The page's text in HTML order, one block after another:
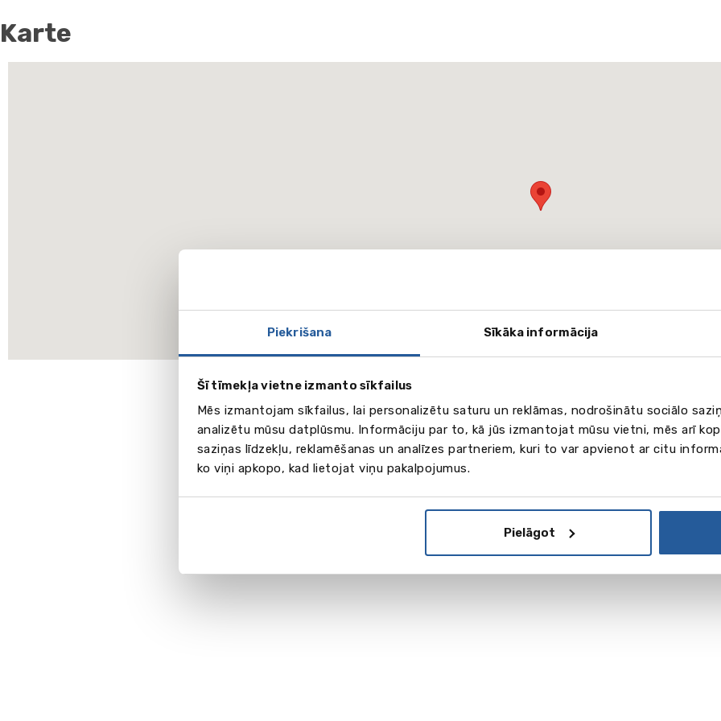
Piekrišana Sīkāka informācija
Šī tīmekļa vietne izmanto sīkfailus
Mēs izmantojam sīkfailus, lai personalizētu saturu un reklāmas, nodrošinātu sociālo
analizētu mūsu datplūsmu. Informāciju par to, kā jūs izmantojat mūsu vietni, mēs arī
saziņas līdzekļu, reklamēšanas un analīzes partneriem, kuri to var apvienot ar citu
ko viņi apkopo, kad lietojat viņu pakalpojumus.
Pielāgot
Karte